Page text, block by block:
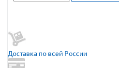
Доставка по всей России